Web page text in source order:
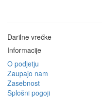
Darilne vrečke
Informacije
O podjetju
Zaupajo nam
Zasebnost
Splošni pogoji